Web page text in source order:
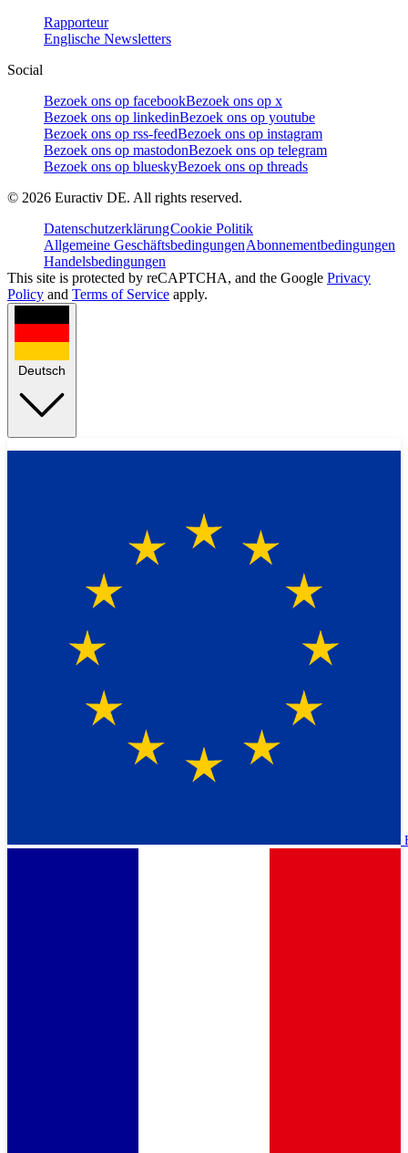
Rapporteur
Englische Newsletters
Social
Bezoek ons op facebookBezoek ons op x
Bezoek ons op linkedinBezoek ons op youtube
Bezoek ons op rss-feedBezoek ons op instagram
Bezoek ons op mastodonBezoek ons op telegram
Bezoek ons op blueskyBezoek ons op threads
© 2026 Euractiv DE. All rights reserved.
DatenschutzerklärungCookie Politik
Allgemeine GeschäftsbedingungenAbonnementbedingungen
Handelsbedingungen
This site is protected by reCAPTCHA, and the Google Privacy
Policy and Terms of Service apply.
Deutsch